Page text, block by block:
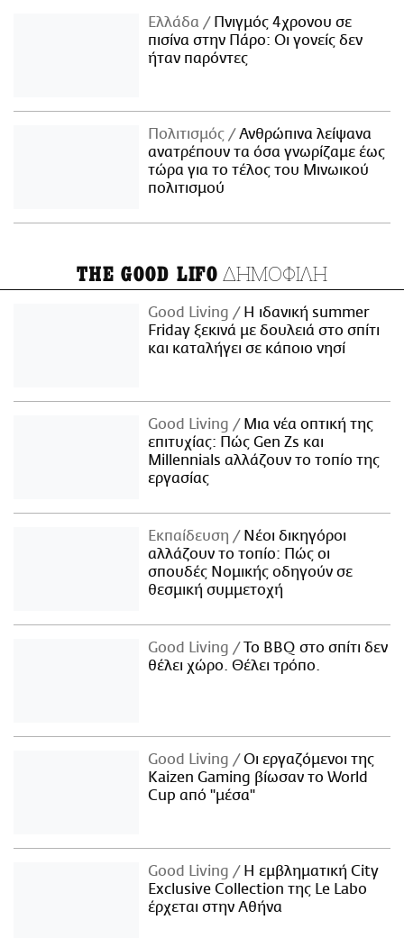
Ελλάδα
Πνιγμός 4χρονου σε
πισίνα στην Πάρο: Οι γονείς δεν
ήταν παρόντες
Πολιτισμός
Ανθρώπινα λείψανα
ανατρέπουν τα όσα γνωρίζαμε έως
τώρα για το τέλος του Μινωικού
πολιτισμού
THE GOOD LIFO ΔΗΜΟΦΙΛΗ
Good Living
Η ιδανική summer
Friday ξεκινά με δουλειά στο σπίτι
και καταλήγει σε κάποιο νησί
Good Living
Μια νέα οπτική της
επιτυχίας: Πώς Gen Zs και
Millennials αλλάζουν το τοπίο της
εργασίας
Εκπαίδευση
Νέοι δικηγόροι
αλλάζουν το τοπίο: Πώς οι
σπουδές Νομικής οδηγούν σε
θεσμική συμμετοχή
Good Living
Το BBQ στο σπίτι δεν
θέλει χώρο. Θέλει τρόπο.
Good Living
Οι εργαζόμενοι της
Kaizen Gaming βίωσαν το World
Cup από "μέσα"
Good Living
Η εμβληματική City
Exclusive Collection της Le Labo
έρχεται στην Αθήνα